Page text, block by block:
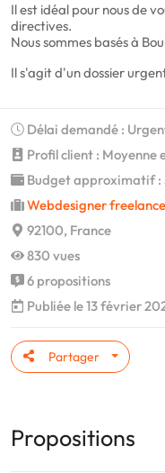
Il est idéal pour nous de
directives.
Nous sommes basés à
Il s'agit d'un dossier
Délai demandé :
Profil client : Moyenne
Budget approximatif :
Webdesigner freelance
92100, France
830 vues
6 propositions
Publiée le 13 février
Partager
Propositions